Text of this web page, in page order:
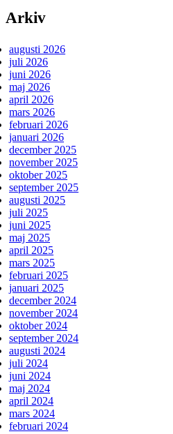
Arkiv
augusti 2026
juli 2026
juni 2026
maj 2026
april 2026
mars 2026
februari 2026
januari 2026
december 2025
november 2025
oktober 2025
september 2025
augusti 2025
juli 2025
juni 2025
maj 2025
april 2025
mars 2025
februari 2025
januari 2025
december 2024
november 2024
oktober 2024
september 2024
augusti 2024
juli 2024
juni 2024
maj 2024
april 2024
mars 2024
februari 2024